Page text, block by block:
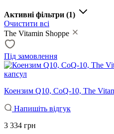
Активні фільтри (1)
Очистити всі
The Vitamin Shoppe
Під замовлення
Коензим Q10, CoQ-10, The
Напишіть відгук
3 334 грн